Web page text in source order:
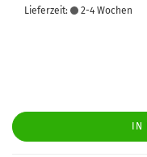
Lieferzeit: 2-4 Wochen
IN